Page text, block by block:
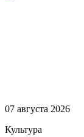
07 августа 2026
Культура